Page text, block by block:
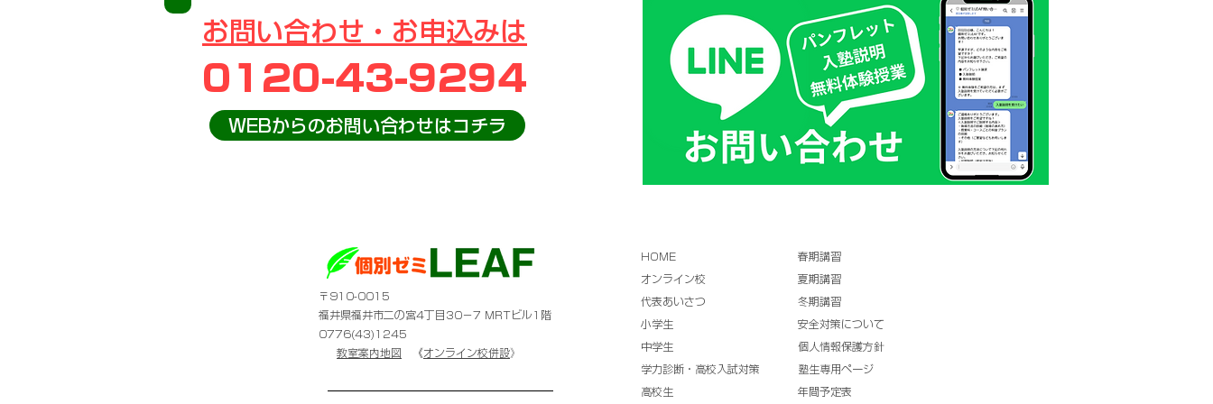
お問い合わせ・お申込みは
0120-43-9294
WEBからのお問い合わせはコチラ
​〒910-0015
福井県福井市二の宮4丁目30－7 MRTビル1階
0776(43)1245
教室案内地図 《オンライン校併設》
HOME
オンライン校
代表あいさつ
小学生
中学生
学力診断・高校入試対策
高校生
春期講習
夏期講習
冬期講習
安全対策について
個人情報保護方針
塾生専用ページ
年間予定表